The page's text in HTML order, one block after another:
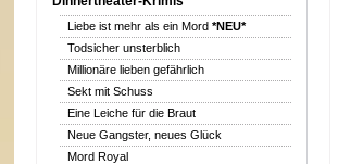
Liebe ist mehr als ein Mord *NEU*
Todsicher unsterblich
Millionäre lieben gefährlich
Sekt mit Schuss
Eine Leiche für die Braut
Neue Gangster, neues Glück
Mord Royal